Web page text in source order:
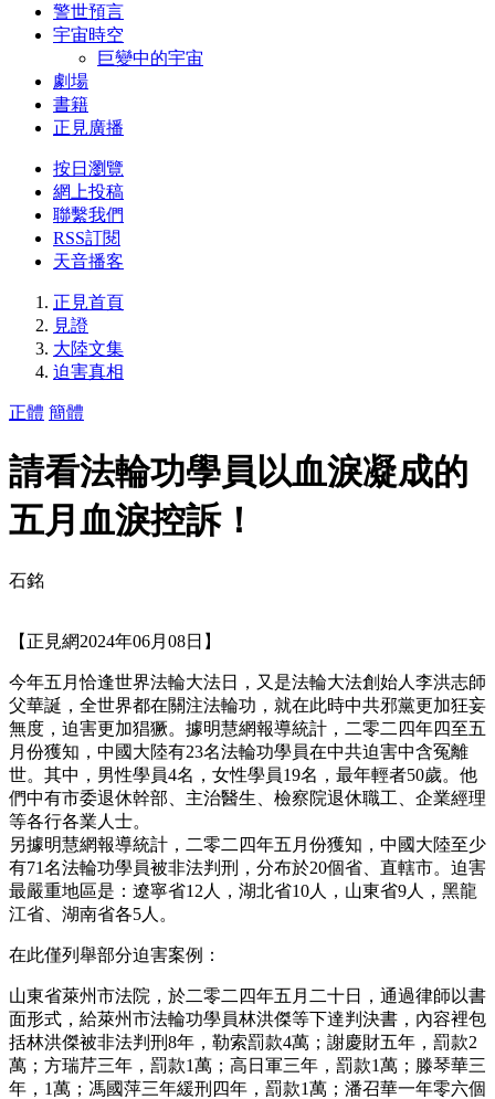
警世預言
宇宙時空
巨變中的宇宙
劇場
書籍
正見廣播
按日瀏覽
網上投稿
聯繫我們
RSS訂閱
天音播客
正見首頁
見證
大陸文集
迫害真相
正體 簡體
請看法輪功學員以血淚凝成的
五月血淚控訴！
石銘
【正見網2024年06月08日】
今年五月恰逢世界法輪大法日，又是法輪大法創始人李洪志師
父華誕，全世界都在關注法輪功，就在此時中共邪黨更加狂妄
無度，迫害更加猖獗。據明慧網報導統計，二零二四年四至五
月份獲知，中國大陸有23名法輪功學員在中共迫害中含冤離
世。其中，男性學員4名，女性學員19名，最年輕者50歲。他
們中有市委退休幹部、主治醫生、檢察院退休職工、企業經理
等各行各業人士。
另據明慧網報導統計，二零二四年五月份獲知，中國大陸至少
有71名法輪功學員被非法判刑，分布於20個省、直轄市。迫害
最嚴重地區是：遼寧省12人，湖北省10人，山東省9人，黑龍
江省、湖南省各5人。
在此僅列舉部分迫害案例：
山東省萊州市法院，於二零二四年五月二十日，通過律師以書
面形式，給萊州市法輪功學員林洪傑等下達判決書，內容裡包
括林洪傑被非法判刑8年，勒索罰款4萬；謝慶財五年，罰款2
萬；方瑞芹三年，罰款1萬；高日軍三年，罰款1萬；滕琴華三
年，1萬；馮國萍三年緩刑四年，罰款1萬；潘召華一年零六個